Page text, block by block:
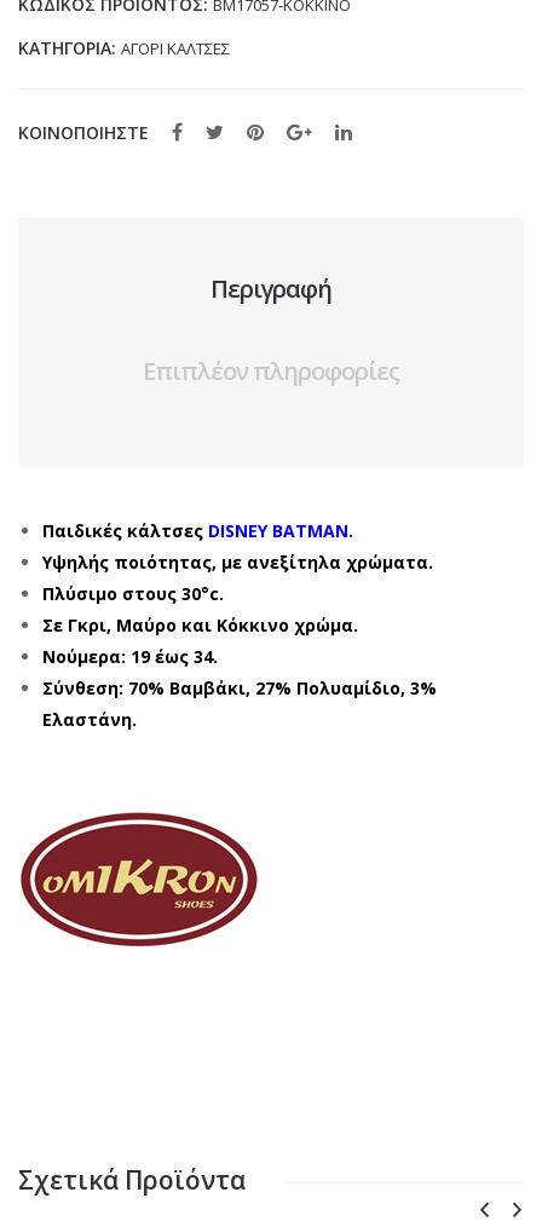
ποσότητα
BM17057-ΚΟΚΚΙΝΟ
ΚΑΤΗΓΟΡΊΑ: ΑΓΟΡΙ ΚΑΛΤΣΕΣ
ΚΟΙΝΟΠΟΙΗΣΤΕ
Περιγραφή
Επιπλέον πληροφορίες
Παιδικές κάλτσες DISNEY BATMAN.
Υψηλής ποιότητας, με ανεξίτηλα χρώματα.
Πλύσιμο στους 30°c.
Σε Γκρι, Μαύρο και Κόκκινο χρώμα.
Νούμερα: 19 έως 34.
Σύνθεση: 70% Βαμβάκι, 27% Πολυαμίδιο, 3%
Ελαστάνη.
Σχετικά Προϊόντα